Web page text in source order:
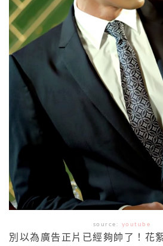
source: youtube
別以為廣告正片已經夠帥了！花